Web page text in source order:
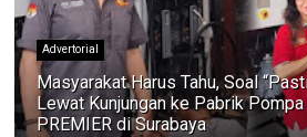
Advertorial
Masyarakat Harus Tahu, Soal
Lewat Kunjungan ke Pabrik
PREMIER di Surabaya